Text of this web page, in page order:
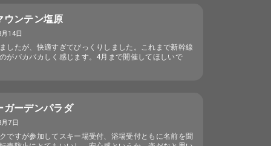
ウンテン塩原
14日
したが、快適すぎてびっくりしました。これまで新幹線
がバカバカしく感じます。4月まで開催してほしいで
ガーデンパラダ
7日
ですが参加してスキー場受付、浴場受付ともに名前を聞